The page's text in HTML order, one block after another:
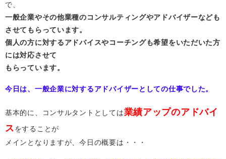
で、
一般企業やその他業種のコンサルティングやアドバイザーなども
させてもらっています。
個人の方に対するアドバイスやコーチングも希望をいただいた方
には対応させて
もらっています。
今日は、一般企業に対するアドバイザーとしての仕事でした。
基本的に、コンサルタントとしては業績アップのアドバイ
スをすることが
メインとなりますが、今日の概要は・・・